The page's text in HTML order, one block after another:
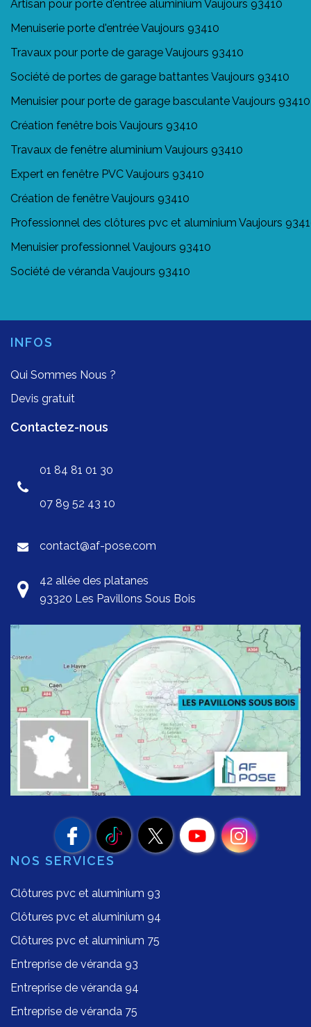
Artisan pour porte d'entrée aluminium Vaujours 93410
Menuiserie porte d'entrée Vaujours 93410
Travaux pour porte de garage Vaujours 93410
Société de portes de garage battantes Vaujours 93410
Menuisier pour porte de garage basculante Vaujours 93410
Création fenêtre bois Vaujours 93410
Travaux de fenêtre aluminium Vaujours 93410
Expert en fenêtre PVC Vaujours 93410
Création de fenêtre Vaujours 93410
Professionnel des clôtures pvc et aluminium Vaujours
Menuisier professionnel Vaujours 93410
Société de véranda Vaujours 93410
INFOS
Qui Sommes Nous ?
Devis gratuit
Contactez-nous
01 84 81 01 30
07 89 52 43 10
contact@af-pose.com
42 allée des platanes
93320 Les Pavillons Sous Bois
NOS SERVICES
Clôtures pvc et aluminium 93
Clôtures pvc et aluminium 94
Clôtures pvc et aluminium 75
Entreprise de véranda 93
Entreprise de véranda 94
Entreprise de véranda 75